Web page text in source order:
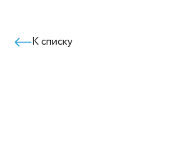
К списку